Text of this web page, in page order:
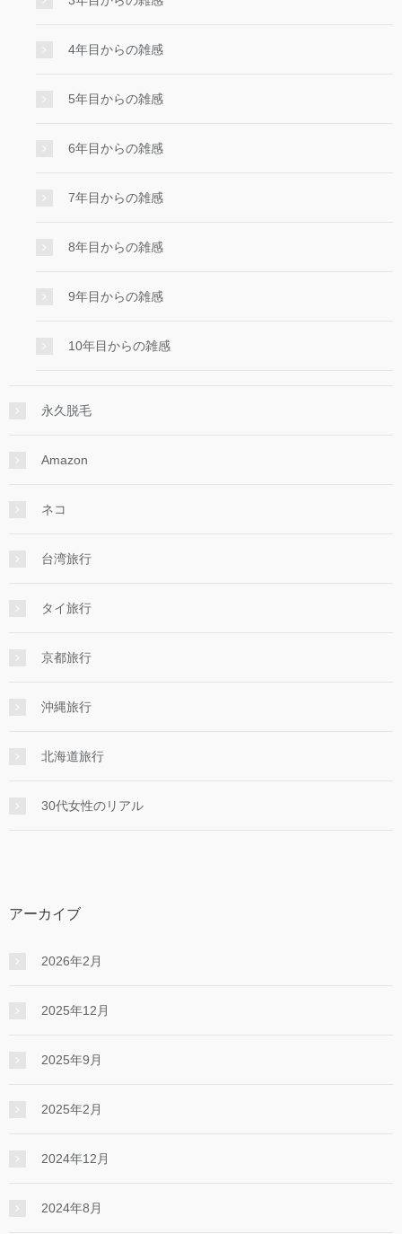
4年目からの雑感
5年目からの雑感
6年目からの雑感
7年目からの雑感
8年目からの雑感
9年目からの雑感
10年目からの雑感
永久脱毛
Amazon
ネコ
台湾旅行
タイ旅行
京都旅行
沖縄旅行
北海道旅行
30代女性のリアル
アーカイブ
2026年2月
2025年12月
2025年9月
2025年2月
2024年12月
2024年8月